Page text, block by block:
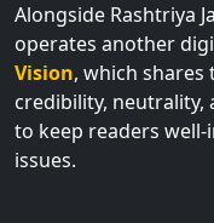
Alongside Rashtriya
operates another
Vision, which shares
credibility,
to keep readers
issues.